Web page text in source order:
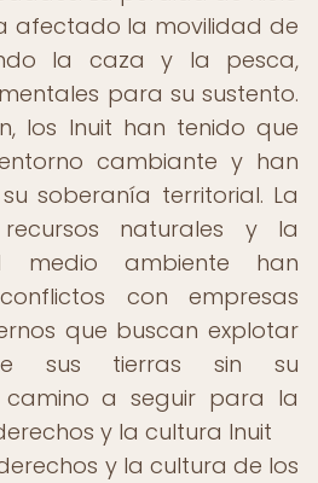
afectado la movilidad de
la caza y la pesca,
para su sustento.
los Inuit han tenido que
cambiante y han
soberanía territorial. La
naturales y la
medio ambiente han
con empresas
que buscan explotar
sus tierras sin su
camino a seguir para la
y la cultura Inuit
y la cultura de los